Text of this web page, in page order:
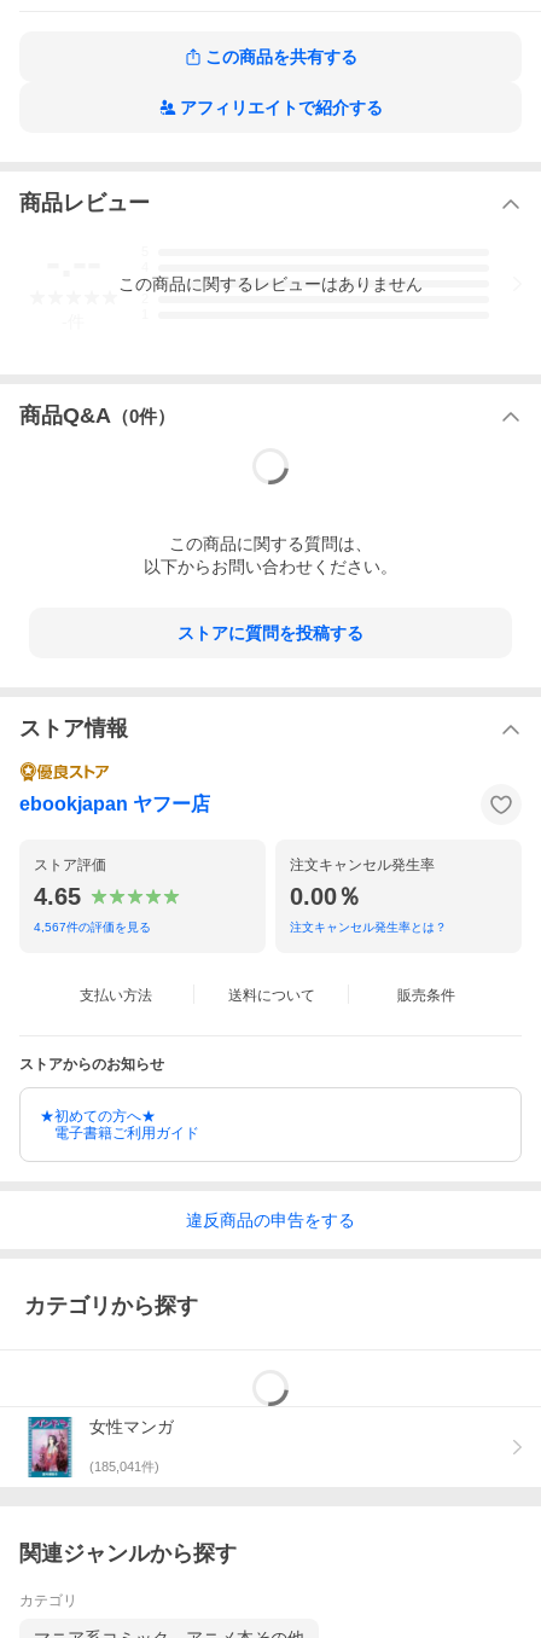
この商品を共有する
アフィリエイトで紹介する
商品レビュー
3
この商品に関するレビューはありません
商品Q&A （0件）
この商品に関する質問は、
以下からお問い合わせください。
ストアに質問を投稿する
ストア情報
ebookjapan ヤフー店
ストア評価
4.65
4,567件の評価を見る
注文キャンセル発生率
0.00％
注文キャンセル発生率とは？
支払い方法 送料について 販売条件
ストアからのお知らせ
★初めての方へ★
電子書籍ご利用ガイド
違反商品の申告をする
カテゴリから探す
女性マンガ
(185,041 件)
関連ジャンルから探す
カテゴリ